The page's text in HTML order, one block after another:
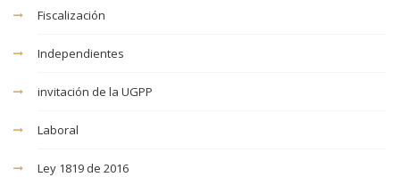
Fiscalización
Independientes
invitación de la UGPP
Laboral
Ley 1819 de 2016